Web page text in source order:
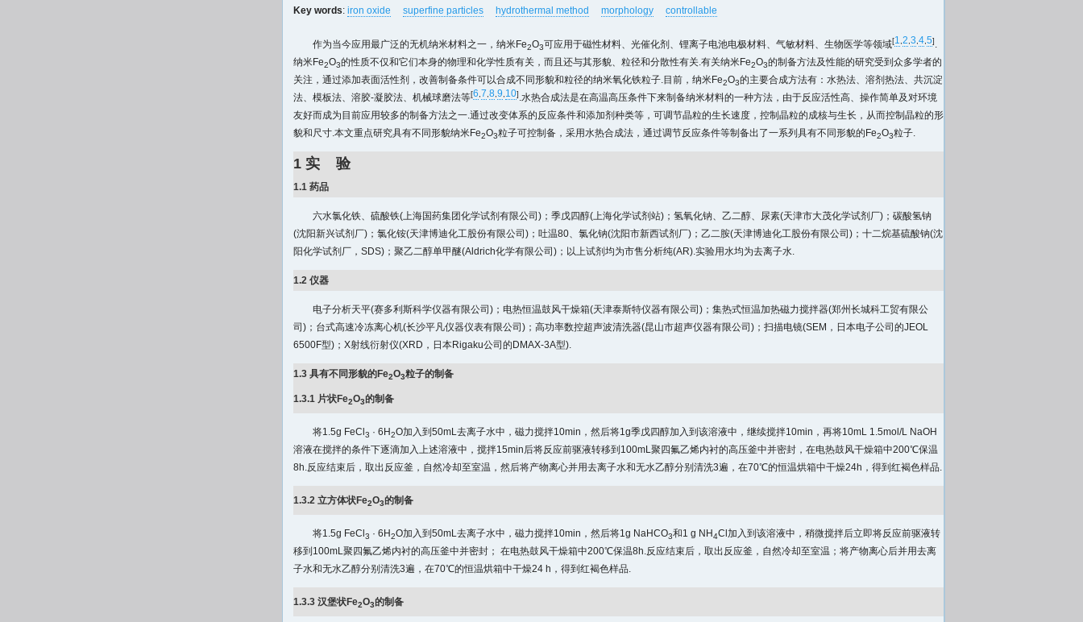
Key words: iron oxide superfine particles hydrothermal method morphology controllable
作为当今应用最广泛的无机纳米材料之一，纳米Fe2O3可应用于磁性材料、光催化剂、锂离子电池电极材料、气敏材料、生物医学等领域[1,2,3,4,5].
纳米Fe2O3的性质不仅和它们本身的物理和化学性质有关，而且还与其形貌、粒径和分散性有关.有关纳米Fe2O3的制备方法及性能的研究受到众多学者的
关注，通过添加表面活性剂，改善制备条件可以合成不同形貌和粒径的纳米氧化铁粒子.目前，纳米Fe2O3的主要合成方法有：水热法、溶剂热法、共沉淀
法、模板法、溶胶-凝胶法、机械球磨法等[6,7,8,9,10].水热合成法是在高温高压条件下来制备纳米材料的一种方法，由于反应活性高、操作简单及对环境
友好而成为目前应用较多的制备方法之一.通过改变体系的反应条件和添加剂种类等，可调节晶粒的生长速度，控制晶粒的成核与生长，从而控制晶粒的形
貌和尺寸.本文重点研究具有不同形貌纳米Fe2O3粒子可控制备，采用水热合成法，通过调节反应条件等制备出了一系列具有不同形貌的Fe2O3粒子.
1 实 验
1.1 药品
六水氯化铁、硫酸铁(上海国药集团化学试剂有限公司)；季戊四醇(上海化学试剂站)；氢氧化钠、乙二醇、尿素(天津市大茂化学试剂厂)；碳酸氢钠
(沈阳新兴试剂厂)；氯化铵(天津博迪化工股份有限公司)；吐温80、氯化钠(沈阳市新西试剂厂)；乙二胺(天津博迪化工股份有限公司)；十二烷基硫酸钠(沈
阳化学试剂厂，SDS)；聚乙二醇单甲醚(Aldrich化学有限公司)；以上试剂均为市售分析纯(AR).实验用水均为去离子水.
1.2 仪器
电子分析天平(赛多利斯科学仪器有限公司)；电热恒温鼓风干燥箱(天津泰斯特仪器有限公司)；集热式恒温加热磁力搅拌器(郑州长城科工贸有限公
司)；台式高速冷冻离心机(长沙平凡仪器仪表有限公司)；高功率数控超声波清洗器(昆山市超声仪器有限公司)；扫描电镜(SEM，日本电子公司的JEOL
6500F型)；X射线衍射仪(XRD，日本Rigaku公司的DMAX-3A型).
1.3 具有不同形貌的Fe2O3粒子的制备
1.3.1 片状Fe2O3的制备
将1.5g FeCl 3 · 6H2O加入到50mL去离子水中，磁力搅拌10min，然后将1g季戊四醇加入到该溶液中，继续搅拌10min，再将10mL 1.5mol/L NaOH
溶液在搅拌的条件下逐滴加入上述溶液中，搅拌15min后将反应前驱液转移到100mL聚四氟乙烯内衬的高压釜中并密封，在电热鼓风干燥箱中200℃保温
8h.反应结束后，取出反应釜，自然冷却至室温，然后将产物离心并用去离子水和无水乙醇分别清洗3遍，在70℃的恒温烘箱中干燥24h，得到红褐色样品.
1.3.2 立方体状Fe2O3的制备
将1.5g FeCl 3 · 6H2O加入到50mL去离子水中，磁力搅拌10min，然后将1g NaHCO3和1 g NH4Cl加入到该溶液中，稍微搅拌后立即将反应前驱液转
移到100mL聚四氟乙烯内衬的高压釜中并密封； 在电热鼓风干燥箱中200℃保温8h.反应结束后，取出反应釜，自然冷却至室温；将产物离心后并用去离
子水和无水乙醇分别清洗3遍，在70℃的恒温烘箱中干燥24 h，得到红褐色样品.
1.3.3 汉堡状Fe2O3的制备